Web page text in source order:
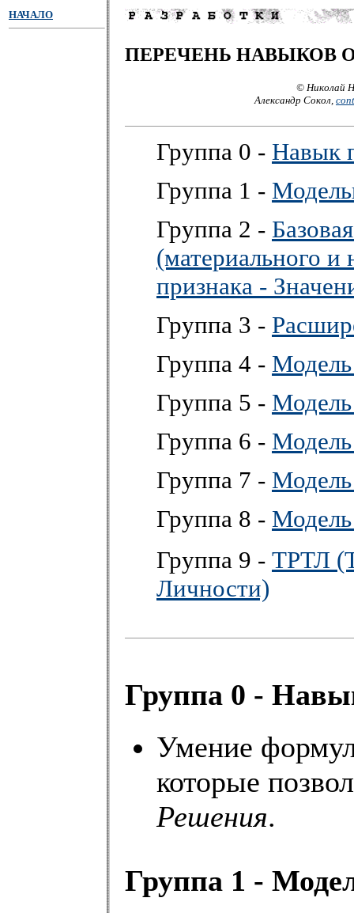
НАЧАЛО
ПЕРЕЧЕНЬ НАВЫКОВ
© Николай
Александр Сокол,
Группа 0 - Навык
Группа 1 -
Группа 2 -
(материального
признака -
Группа 3 -
Группа 4 -
Группа 5 -
Группа 6 -
Группа 7 -
Группа 8 -
Группа 9 - ТРТЛ
Личности)
Группа 0 -
Умение
которые
Решения.
Группа 1 -